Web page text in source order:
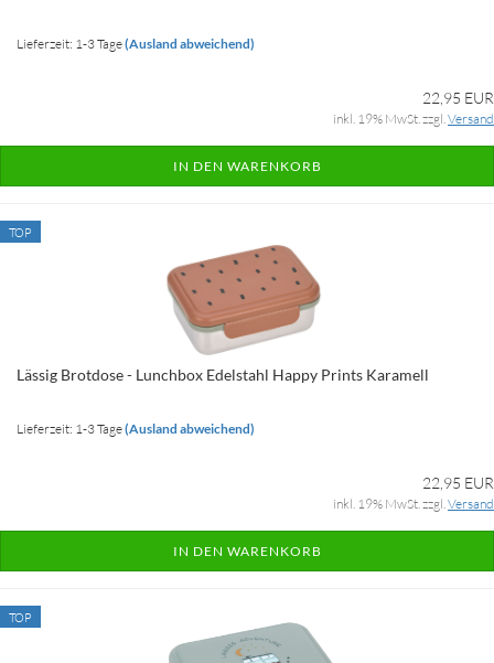
Lieferzeit: 1-3 Tage(Ausland abweichend)
22,95 EUR
inkl. 19% MwSt. zzgl. Versand
IN DEN WARENKORB
TOP
Lässig Brotdose - Lunchbox Edelstahl Happy Prints Karamell
Lieferzeit: 1-3 Tage(Ausland abweichend)
22,95 EUR
inkl. 19% MwSt. zzgl. Versand
IN DEN WARENKORB
TOP